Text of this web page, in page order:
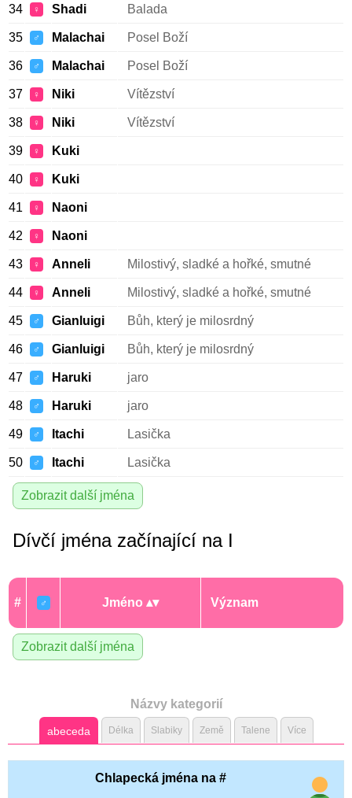
34 ♀ Shadi Balada
35 ♂ Malachai Posel Boží
36 ♂ Malachai Posel Boží
37 ♀ Niki Vítězství
38 ♀ Niki Vítězství
39 ♀ Kuki
40 ♀ Kuki
41 ♀ Naoni
42 ♀ Naoni
43 ♀ Anneli Milostivý, sladké a hořké, smutné
44 ♀ Anneli Milostivý, sladké a hořké, smutné
45 ♂ Gianluigi Bůh, který je milosrdný
46 ♂ Gianluigi Bůh, který je milosrdný
47 ♂ Haruki jaro
48 ♂ Haruki jaro
49 ♂ Itachi Lasička
50 ♂ Itachi Lasička
Zobrazit další jména
Dívčí jména začínající na I
# ♂ Jméno Význam
Zobrazit další jména
Názvy kategorií
abeceda Délka Slabiky Země Talene Více
Chlapecká jména na #